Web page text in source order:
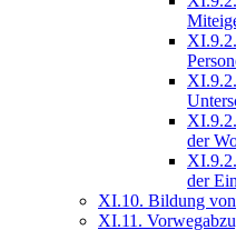
der
der
XI.10. Bildung von
XI.11.